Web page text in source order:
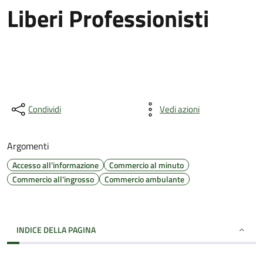
Liberi Professionisti
Condividi Vedi azioni
Argomenti
Accesso all'informazione
Commercio al minuto
Commercio all'ingrosso
Commercio ambulante
INDICE DELLA PAGINA